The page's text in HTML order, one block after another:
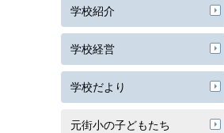
学校紹介
学校経営
学校だより
元街小の子どもたち